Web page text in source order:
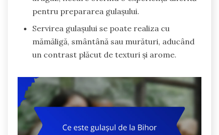
pentru prepararea gulașului.
Servirea gulașului se poate realiza cu
mămăligă, smântână sau murături, aducând
un contrast plăcut de texturi și arome.